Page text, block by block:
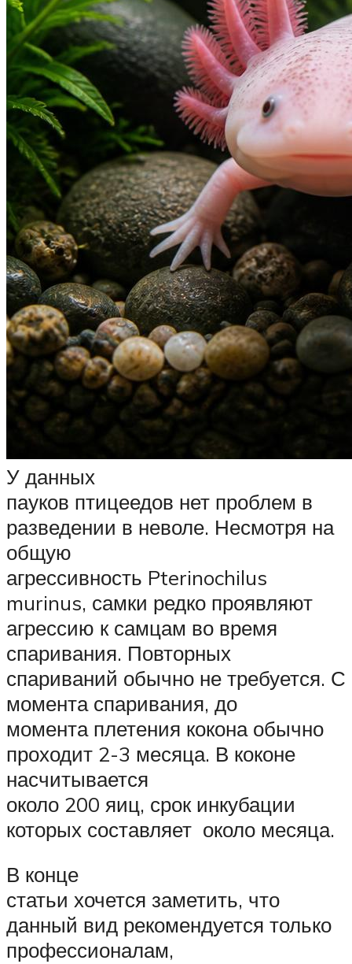
У данных
пауков птицеедов нет проблем в
разведении в неволе. Несмотря на
общую
агрессивность Pterinochilus
murinus, самки редко проявляют
агрессию к самцам во время
спаривания. Повторных
спариваний обычно не требуется. С
момента спаривания, до
момента плетения кокона обычно
проходит 2-3 месяца. В коконе
насчитывается
около 200 яиц, срок инкубации
которых составляет около месяца.
В конце
статьи хочется заметить, что
данный вид рекомендуется только
профессионалам,